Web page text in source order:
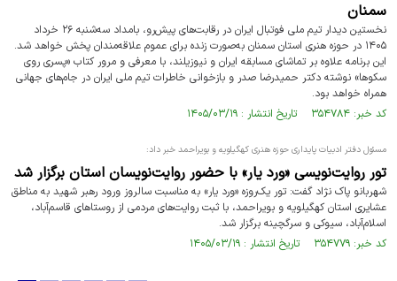
سمنان
نخستین دیدار تیم ملی فوتبال ایران در رقابت‌های پیش‌رو، بامداد سه‌شنبه ۲۶ خرداد
۱۴۰۵ در حوزه هنری استان سمنان به‌صورت زنده برای عموم علاقه‌مندان پخش خواهد شد.
این برنامه علاوه بر تماشای مسابقه ایران و نیوزیلند، با معرفی و مرور کتاب «پسری روی
سکوها» نوشته دکتر حمیدرضا صدر و بازخوانی خاطرات تیم ملی ایران در جام‌های جهانی
همراه خواهد بود.
کد خبر: ۳۵۴۷۸۴ تاریخ انتشار : ۱۴۰۵/۰۳/۱۹
مسئول دفتر ادبیات پایداری حوزه هنری کهگیلویه و بویراحمد خبر داد:
تور روایت‌نویسی «ورد یار» با حضور روایت‌نویسان استان برگزار شد
شهربانو پاک نژاد گفت: تور یک‌روزه «ورد یار» به مناسبت سالروز ورود رهبر شهید به مناطق
عشایری استان کهگیلویه و بویراحمد، با ثبت روایت‌های مردمی از روستاهای قاسم‌آباد،
اسلام‌آباد، سیوکی و سرگچینه برگزار شد.
کد خبر: ۳۵۴۷۷۹ تاریخ انتشار : ۱۴۰۵/۰۳/۱۹